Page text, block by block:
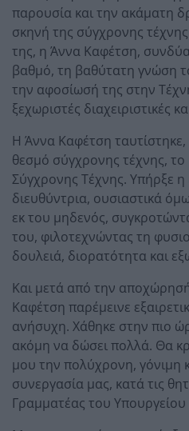
παρουσία και την ακάματη
σκηνή της σύγχρονης
της, η Άννα Καφέτση,
βαθμό, τη βαθύτατη γνώση
την αφοσίωσή της στην
ξεχωριστές διαχειριστικές
Η Άννα Καφέτση
θεσμό σύγχρονης τέχνης,
Σύγχρονης Τέχνης. Υπήρξε η
διευθύντρια, ουσιαστικά
εκ του μηδενός,
του, φιλοτεχνώντας τη
δουλειά, διορατότητα και
Και μετά από την
Καφέτση παρέμεινε
ανήσυχη. Χάθηκε στην πιο
ακόμη να δώσει πολλά. Θα
μου την πολύχρονη, γόνιμη
συνεργασία μας, κατά τις
Γραμματέας του Υπουργείου